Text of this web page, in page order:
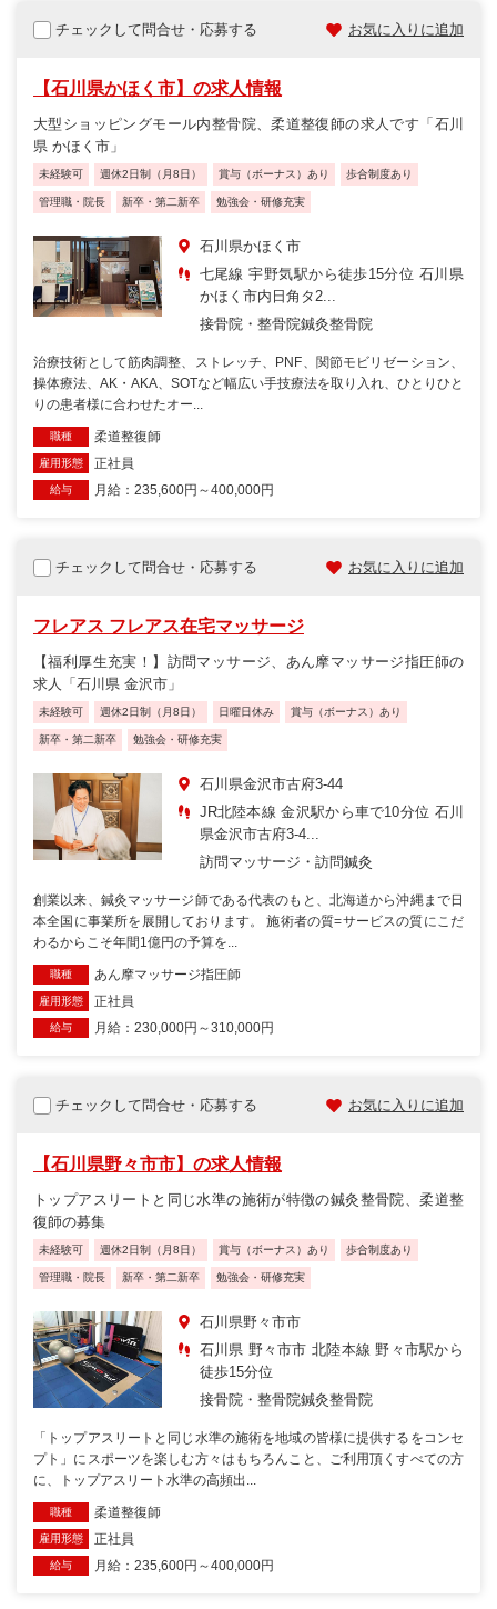
チェックして問合せ・応募する お気に入りに追加
【石川県かほく市】の求人情報
大型ショッピングモール内整骨院、柔道整復師の求人です「石川
県 かほく市」
未経験可 週休2日制（月8日） 賞与（ボーナス）あり 歩合制度あり
管理職・院長 新卒・第二新卒 勉強会・研修充実
石川県かほく市
七尾線 宇野気駅から徒歩15分位 石川県
かほく市内日角タ2...
接骨院・整骨院鍼灸整骨院
治療技術として筋肉調整、ストレッチ、PNF、関節モビリゼーション、
操体療法、AK・AKA、SOTなど幅広い手技療法を取り入れ、ひとりひと
りの患者様に合わせたオー...
職種 柔道整復師
雇用形態 正社員
給与 月給：235,600円～400,000円
チェックして問合せ・応募する お気に入りに追加
フレアス フレアス在宅マッサージ
【福利厚生充実！】訪問マッサージ、あん摩マッサージ指圧師の
求人「石川県 金沢市」
未経験可 週休2日制（月8日） 日曜日休み 賞与（ボーナス）あり
新卒・第二新卒 勉強会・研修充実
石川県金沢市古府3-44
JR北陸本線 金沢駅から車で10分位 石川
県金沢市古府3-4...
訪問マッサージ・訪問鍼灸
創業以来、鍼灸マッサージ師である代表のもと、北海道から沖縄まで日
本全国に事業所を展開しております。 施術者の質=サービスの質にこだ
わるからこそ年間1億円の予算を...
職種 あん摩マッサージ指圧師
雇用形態 正社員
給与 月給：230,000円～310,000円
チェックして問合せ・応募する お気に入りに追加
【石川県野々市市】の求人情報
トップアスリートと同じ水準の施術が特徴の鍼灸整骨院、柔道整
復師の募集
未経験可 週休2日制（月8日） 賞与（ボーナス）あり 歩合制度あり
管理職・院長 新卒・第二新卒 勉強会・研修充実
石川県野々市市
石川県 野々市市 北陸本線 野々市駅から
徒歩15分位
接骨院・整骨院鍼灸整骨院
「トップアスリートと同じ水準の施術を地域の皆様に提供するをコンセ
プト」にスポーツを楽しむ方々はもちろんこと、ご利用頂くすべての方
に、トップアスリート水準の高頻出...
職種 柔道整復師
雇用形態 正社員
給与 月給：235,600円～400,000円